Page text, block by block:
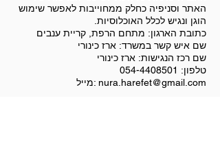
האתר וסניפיה כחלק ממחוייבות לאפשר שימוש
הוגן ונגיש לכלל האוכלוסיות.
כתובת הארגון: מתחם הרפת, קריית ענבים
שם איש קשר במשרד: ארז כינורי
שם רכז הנגישות: ארז כינורי
טלפון: 054-4408501
nura.harefet@gmail.com :מייל